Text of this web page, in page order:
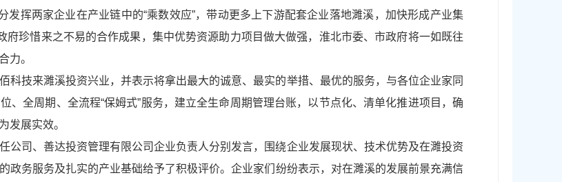
发挥两家企业在产业链中的“乘数效应”，带动更多上下游配套企业落地濉溪，加快形成产业集
府珍惜来之不易的合作成果，集中优势资源助力项目做大做强，淮北市委、市政府将一如既往
力。
科技来濉溪投资兴业，并表示将拿出最大的诚意、最实的举措、最优的服务，与各位企业家同
、全周期、全流程“保姆式”服务，建立全生命周期管理台账，以节点化、清单化推进项目，确
发展实效。
公司、善达投资管理有限公司企业负责人分别发言，围绕企业发展现状、技术优势及在濉投资
政务服务及扎实的产业基础给予了积极评价。企业家们纷纷表示，对在濉溪的发展前景充满信